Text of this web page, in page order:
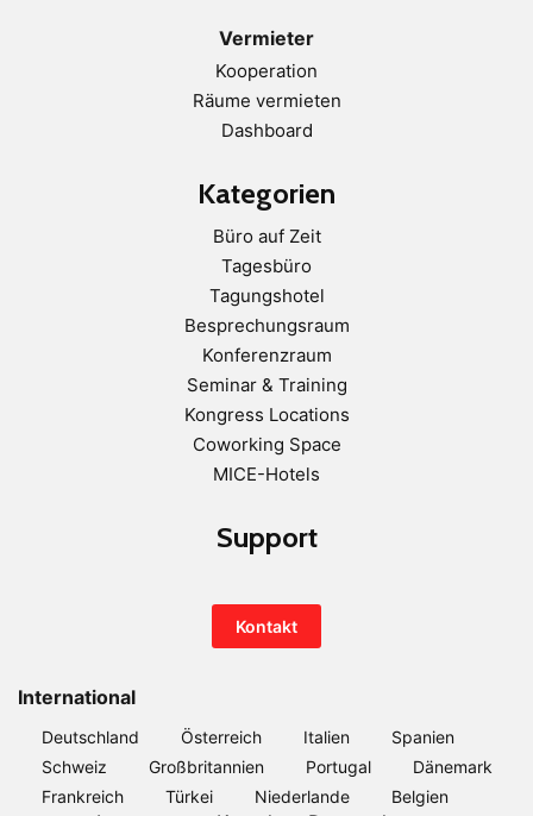
Vermieter
Kooperation
Räume vermieten
Dashboard
Kategorien
Büro auf Zeit
Tagesbüro
Tagungshotel
Besprechungsraum
Konferenzraum
Seminar & Training
Kongress Locations
Coworking Space
MICE-Hotels
Support
Kontakt
International
Deutschland Österreich Italien
Spanien
Schweiz
Großbritannien Portugal
Dänemark
Frankreich
Türkei Niederlande Belgien